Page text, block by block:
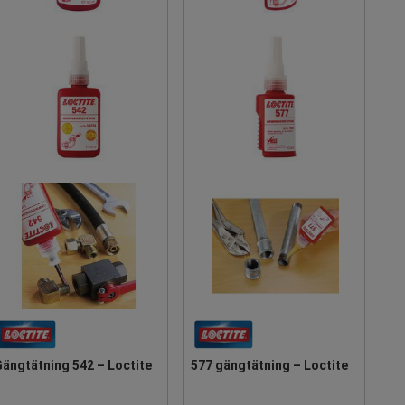
542 – Loctite 577 gängtätning – Loctite